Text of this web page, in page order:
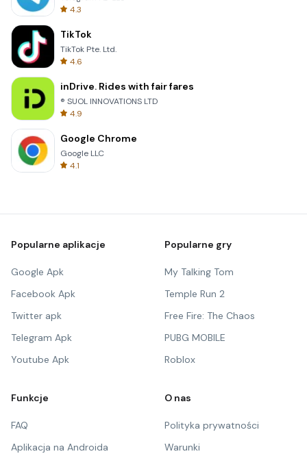
4.3
TikTok
TikTok Pte. Ltd.
4.6
inDrive. Rides with fair fares
® SUOL INNOVATIONS LTD
4.9
Google Chrome
Google LLC
4.1
Popularne aplikacje
Google Apk
Facebook Apk
Twitter apk
Telegram Apk
Youtube Apk
Popularne gry
My Talking Tom
Temple Run 2
Free Fire: The Chaos
PUBG MOBILE
Roblox
Funkcje
FAQ
Aplikacja na Androida
O nas
Polityka prywatności
Warunki